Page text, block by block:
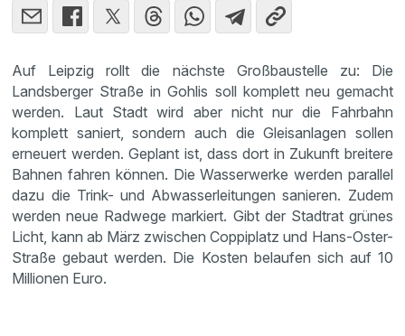
Auf Leipzig rollt die nächste Großbaustelle zu: Die
Landsberger Straße in Gohlis soll komplett neu gemacht
werden. Laut Stadt wird aber nicht nur die Fahrbahn
komplett saniert, sondern auch die Gleisanlagen sollen
erneuert werden. Geplant ist, dass dort in Zukunft breitere
Bahnen fahren können. Die Wasserwerke werden parallel
dazu die Trink- und Abwasserleitungen sanieren. Zudem
werden neue Radwege markiert. Gibt der Stadtrat grünes
Licht, kann ab März zwischen Coppiplatz und Hans-Oster-
Straße gebaut werden. Die Kosten belaufen sich auf 10
Millionen Euro.